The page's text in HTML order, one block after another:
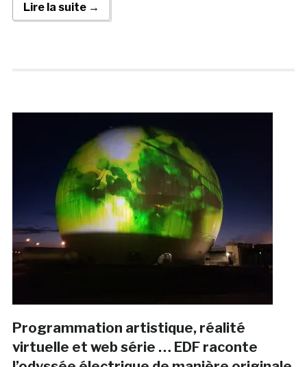
Lire la suite →
Programmation artistique, réalité
virtuelle et web série … EDF raconte